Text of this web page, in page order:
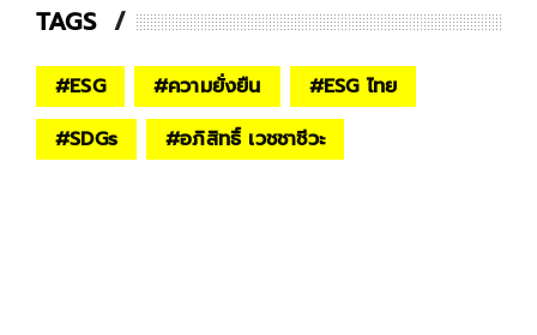
TAGS
#ESG #ความยั่งยืน #ESG ไทย
#SDGs #อภิสิทธิ์ เวชชาชีวะ